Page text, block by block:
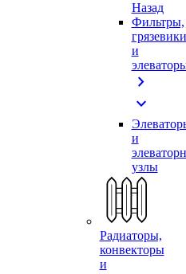
Назад
Фильтры,
грязевики
и
chevron_right
expand_more
и
узлы
Радиаторы,
конвекторы
и